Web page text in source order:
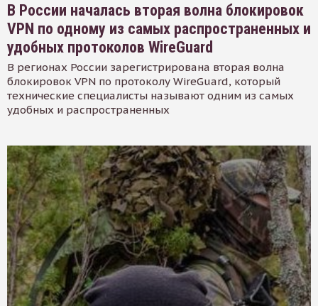
В России началась вторая волна блокировок
VPN по одному из самых распространенных и
удобных протоколов WireGuard
В регионах России зарегистрирована вторая волна
блокировок VPN по протоколу WireGuard, который
технические специалисты называют одним из самых
удобных и распространенных